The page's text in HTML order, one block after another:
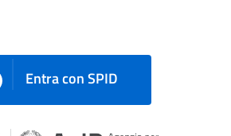
Entra con SPID